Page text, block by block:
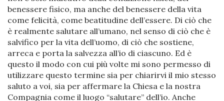
benessere fisico, ma anche del benessere della vita
come felicità, come beatitudine dell’essere. Di ciò che
è realmente salutare all’umano, nel senso di ciò che è
salvifico per la vita dell’uomo, di ciò che sostiene,
arreca e porta la salvezza all’io di ciascuno. Ed è
questo il modo con cui più volte mi sono permesso di
utilizzare questo termine sia per chiarirvi il mio stesso
saluto a voi, sia per affermare la Chiesa e la nostra
Compagnia come il luogo “salutare” dell’io. Anche